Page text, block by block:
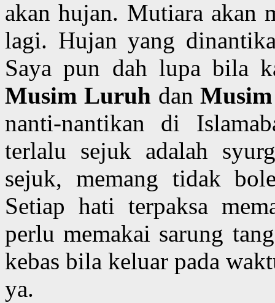
akan hujan. Mutiara akan
lagi. Hujan yang
Saya pun dah lupa bila
Musim Luruh dan
nanti-nantikan di
terlalu sejuk adalah
sejuk, memang tidak
Setiap hati terpaksa
perlu memakai sarung
kebas bila keluar pada
ya.